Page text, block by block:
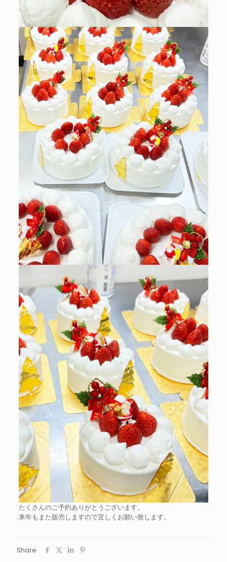
たくさんのご予約ありがとうございます。
来年もまた販売しますので宜しくお願い致します。
Share